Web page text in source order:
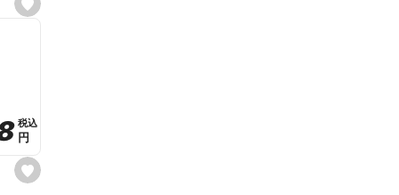
s
e
e
s
e
税込
税込
円
円